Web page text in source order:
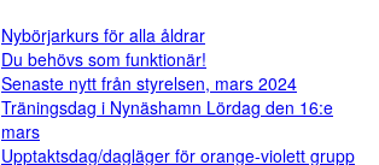
Nybörjarkurs för alla åldrar
Du behövs som funktionär!
Senaste nytt från styrelsen, mars 2024
Träningsdag i Nynäshamn Lördag den 16:e
mars
Upptaktsdag/dagläger för orange-violett grupp